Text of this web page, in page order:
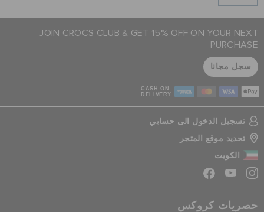
JOIN CROCS CLUB & GET 15% OFF ON YOUR NEXT
PURCHASE
سجل مجانا
CASH ON
DELIVERY
تسجيل الدخول الى حسابي
تحديد موقع المتجر
الكويت
حصريات كروكس